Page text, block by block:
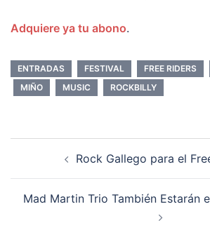
Adquiere ya tu abono.
ENTRADAS FESTIVAL FREE RIDERS
MIÑO
MUSIC ROCKBILLY
entradas
Rock Gallego para el
Mad Martin Trio También Estarán